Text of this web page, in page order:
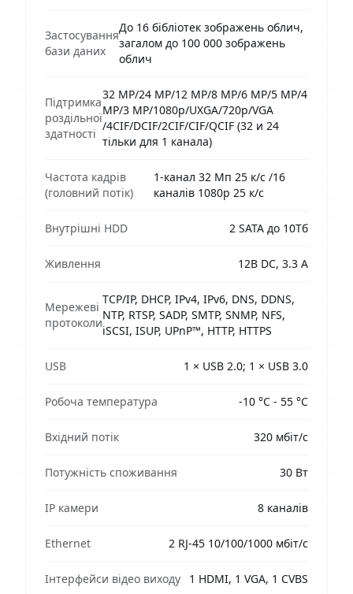
Застосування
бази даних
До 16 бібліотек зображень облич,
загалом до 100 000 зображень
облич
Підтримка
роздільної
здатності
32 MP/24 MP/12 MP/8 MP/6 MP/5 MP/4
MP/3 MP/1080p/UXGA/720p/VGA
/4CIF/DCIF/2CIF/CIF/QCIF (32 и 24
тільки для 1 канала)
Частота кадрів
(головний потік)
1-канал 32 Мп 25 к/с /16
каналів 1080p 25 к/с
Внутрішні HDD 2 SATA до 10Тб
Живлення 12В DC, 3.3 A
Мережеві
протоколи
TCP/IP, DHCP, IPv4, IPv6, DNS, DDNS,
NTP, RTSP, SADP, SMTP, SNMP, NFS,
iSCSI, ISUP, UPnP™, HTTP, HTTPS
USB 1 × USB 2.0; 1 × USB 3.0
Робоча температура -10 °C - 55 °C
Вхідний потік 320 мбіт/с
Потужність споживання 30 Вт
IP камери 8 каналів
Ethernet 2 RJ-45 10/100/1000 мбіт/с
Інтерфейси відео виходу 1 HDMI, 1 VGA, 1 CVBS